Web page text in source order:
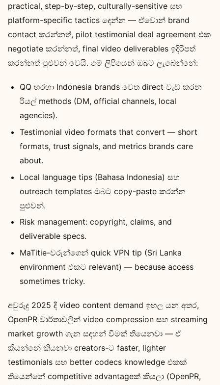
practical, step-by-step, culturally-sensitive සහ
platform-specific tactics දෙන්න — ඒවාෙන් brand
contact කරන්නත්, pilot testimonial deal agreement එක
negotiate කරන්නත්, final video deliverables ඉදිරිපත්
කරන්නත් පුළුවන් වෙයි. මේ ලිපියෙන් ඔබට ලැබෙන්නේ:
QQ හරහා Indonesia brands වෙත direct වැඩ කරන
රියල් methods (DM, official channels, local
agencies).
Testimonial video formats that convert — short
formats, trust signals, and metrics brands care
about.
Local language tips (Bahasa Indonesia) සහ
outreach templates ඔබට copy-paste කරන්න
පුළුවන්.
Risk management: copyright, claims, and
deliverable specs.
MaTitie-වරුන්ගෙන් quick VPN tip (Sri Lanka
environment එකට relevant) — because access
sometimes tricky.
අවුරුදු 2025 දී video content demand ඉහල යන අතර,
OpenPR වාර්තාවලින් video compression සහ streaming
market growth ගැන සඳහන් වීමක් තියෙනවා — ඒ
කියන්නේ කියනවා creators-ට faster, lighter
testimonials සහ better codecs knowledge එකක්
තියෙන්නේ competitive advantageක් කියලා (OpenPR,